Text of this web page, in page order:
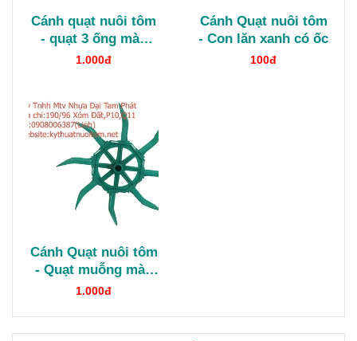
Cánh quạt nuôi tôm
- quạt 3 ống màu
ngọc
1.000đ
Cánh Quạt nuôi tôm
- Con lăn xanh có ốc
100đ
Cánh Quạt nuôi tôm
- Quạt muỗng màu
ngọc
1.000đ